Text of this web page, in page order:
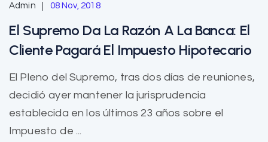
Admin 08 Nov, 2018
El Supremo Da La Razón A La Banca: El
Cliente Pagará El Impuesto Hipotecario
El Pleno del Supremo, tras dos días de reuniones,
decidió ayer mantener la jurisprudencia
establecida en los últimos 23 años sobre el
Impuesto de ...